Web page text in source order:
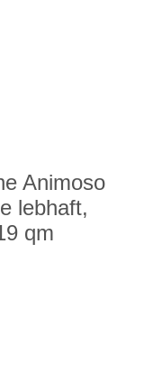
Animoso
lebhaft,
qm